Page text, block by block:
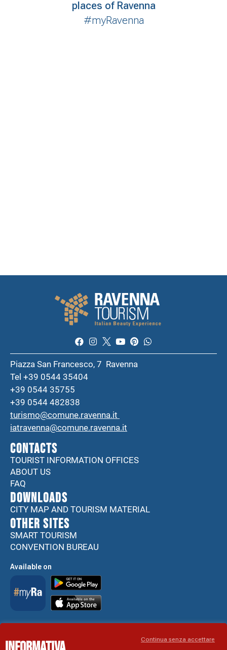
places of Ravenna
#myRavenna
Piazza San Francesco, 7 Ravenna
Tel +39 0544 35404
+39 0544 35755
+39 0544 482838
turismo@comune.ravenna.it
iatravenna@comune.ravenna.it
CONTACTS
TOURIST INFORMATION OFFICES
ABOUT US
FAQ
DOWNLOADS
CITY MAP AND TOURISM MATERIAL
Other sites
SMART TOURISM
CONVENTION BUREAU
Available on
Continua senza accettare